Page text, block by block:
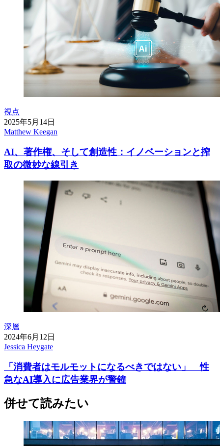
視点
2025年5月14日
Matthew Keegan
AI、著作権、そして創造性：イノベーションと搾
取の微妙な線引き
深層
2024年6月12日
Jessica Heygate
「消費者はモルモットになるべきではない」 性
急なAI導入に広告業界が警鐘
併せて読みたい